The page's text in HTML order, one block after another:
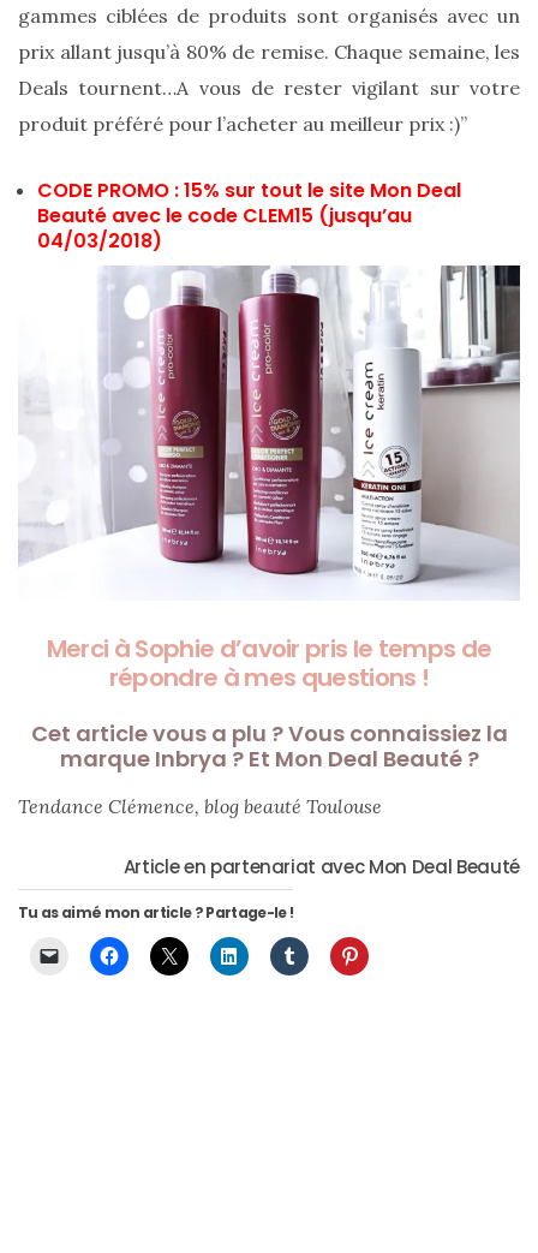
gammes ciblées de produits sont organisés avec un
prix allant jusqu’à 80% de remise. Chaque semaine, les
Deals tournent…A vous de rester vigilant sur votre
produit préféré pour l’acheter au meilleur prix :)”
CODE PROMO : 15% sur tout le site Mon Deal
Beauté avec le code CLEM15 (jusqu’au
04/03/2018)
Merci à Sophie d’avoir pris le temps de
répondre à mes questions !
Cet article vous a plu ? Vous connaissiez la
marque Inbrya ? Et Mon Deal Beauté ?
Tendance Clémence, blog beauté Toulouse
Article en partenariat avec Mon Deal Beauté
Tu as aimé mon article ? Partage-le !